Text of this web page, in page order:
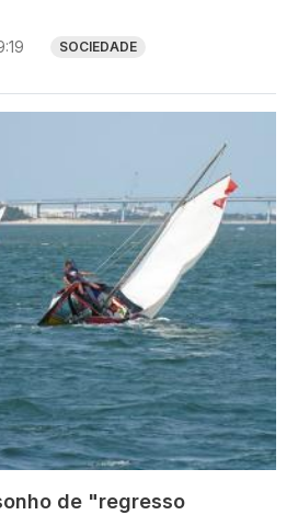
SOCIEDADE
de "regresso